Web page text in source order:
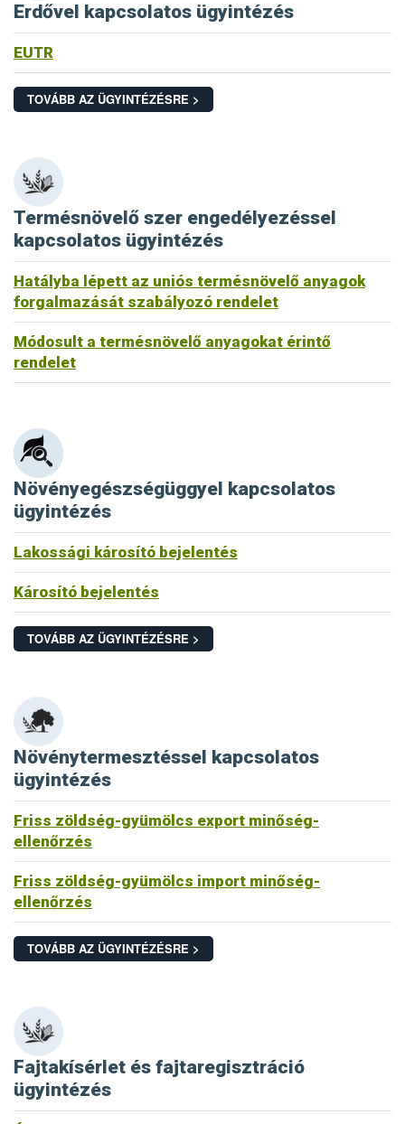
Erdővel kapcsolatos ügyintézés
EUTR
TOVÁBB AZ ÜGYINTÉZÉSRE >
Termésnövelő szer engedélyezéssel
kapcsolatos ügyintézés
Hatályba lépett az uniós termésnövelő anyagok
forgalmazását szabályozó rendelet
Módosult a termésnövelő anyagokat érintő
rendelet
Növényegészségüggyel kapcsolatos
ügyintézés
Lakossági károsító bejelentés
Károsító bejelentés
TOVÁBB AZ ÜGYINTÉZÉSRE >
Növénytermesztéssel kapcsolatos
ügyintézés
Friss zöldség-gyümölcs export minőség-
ellenőrzés
Friss zöldség-gyümölcs import minőség-
ellenőrzés
TOVÁBB AZ ÜGYINTÉZÉSRE >
Fajtakísérlet és fajtaregisztráció
ügyintézés